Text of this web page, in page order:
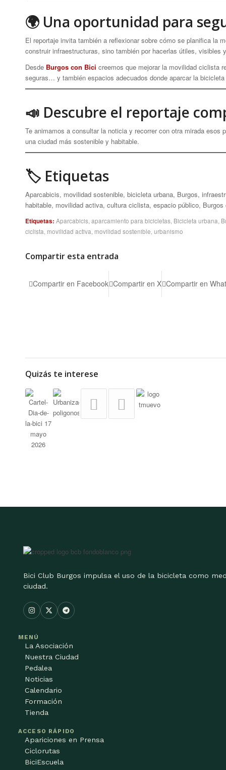
🌍 Una oportunidad para
El reportaje invita también a reflexionar sobre cómo se planifica la
construir infraestructuras, sino también por hacerlas útiles,
Desde Burgos con Bici creemos que mejorar la movilidad ciclista
seguras… y también espacios adecuados donde aparcar la
📣 Descubre el reportaje
Te animamos a consultar la noticia y recorrer con otra mirada esos
una ciudad más sostenible y habitable.
🏷 Etiquetas
Aparcabicis, movilidad sostenible, bicicleta urbana, Burgos,
habitable, movilidad activa, cultura ciclista, espacio público,
Etiquetas: Aparcabicis aparcamiento para bicicletas Bicicleta urbana
ciclista movilidad activa movilidad sostenible urbanismo
Compartir esta entrada
Compartir en Facebook Compartir en X Compartir en
Quizás te interese
Bici Club Burgos impulsa el uso de la bicicleta como
ciudad.
MENÚ
La Asociación
Nuestra Ciudad
Pedalea
Noticias
Calendario
Formación
Tienda
ACCESO RÁPIDO
Apariciones en Prensa
Ciclorutas
BiciEscuela